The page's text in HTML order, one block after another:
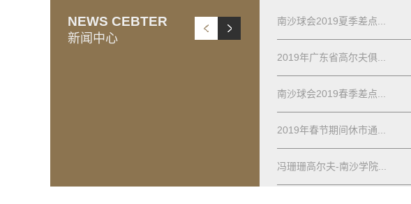
NEWS CEBTER
新闻中心
南沙球会2019夏季差点...
2019年广东省高尔夫俱...
南沙球会2019春季差点...
2019年春节期间休市通...
冯珊珊高尔夫-南沙学院...